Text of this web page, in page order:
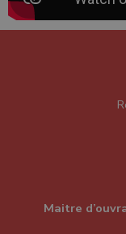
Maitre